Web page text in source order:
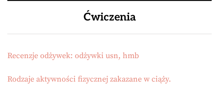
Ćwiczenia
Recenzje odżywek: odżywki usn, hmb
Rodzaje aktywności fizycznej zakazane w ciąży.